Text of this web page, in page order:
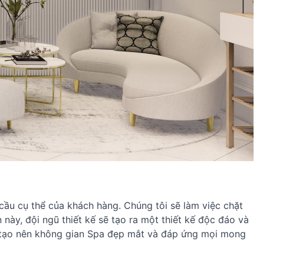
cụ thể của khách hàng. Chúng tôi sẽ làm việc chặt
đội ngũ thiết kế sẽ tạo ra một thiết kế độc đáo và
nên không gian Spa đẹp mắt và đáp ứng mọi mong